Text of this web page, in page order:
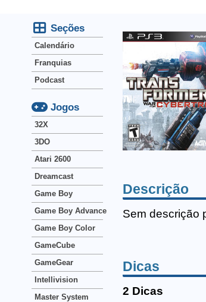
Descrição
Sem descrição
Dicas
2 Dicas
Seções
Calendário
Franquias
Podcast
Jogos
32X
3DO
Atari 2600
Dreamcast
Game Boy
Game Boy Advance
Game Boy Color
GameCube
GameGear
Intellivision
Master System